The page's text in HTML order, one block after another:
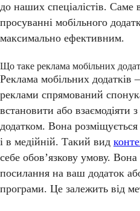
до наших спеціалістів.
просуванні мобільного
максимально ефективним.
Що таке реклама мобільних
Реклама мобільних додатків
реклами спрямований
встановити або взаємодіяти
додатком. Вона
і в медійній. Такий вид
себе обов’язкову умову.
посилання на ваш додаток
програми. Це залежить від